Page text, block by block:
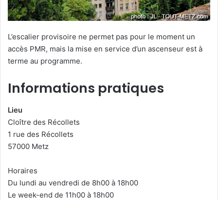
L’escalier provisoire ne permet pas pour le moment un
accès PMR, mais la mise en service d’un ascenseur est à
terme au programme.
Informations pratiques
Lieu
Cloître des Récollets
1 rue des Récollets
57000 Metz
Horaires
Du lundi au vendredi de 8h00 à 18h00
Le week-end de 11h00 à 18h00